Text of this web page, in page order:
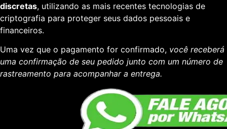
discretas, utilizando as mais recentes tecnologias de
criptografia para proteger seus dados pessoais e
financeiros.
Uma vez que o pagamento for confirmado, você receberá
uma confirmação de seu pedido junto com um número de
rastreamento para acompanhar a entrega.